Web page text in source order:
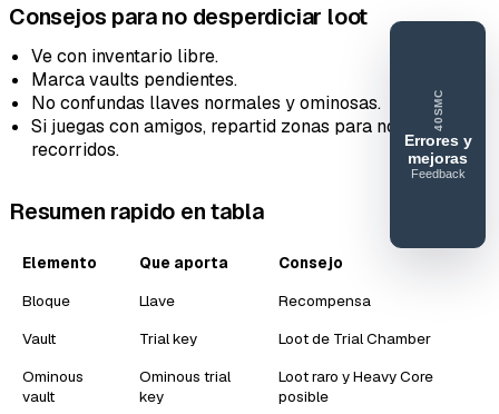
Consejos para no desperdiciar loot
Ve con inventario libre.
Marca vaults pendientes.
No confundas llaves normales y ominosas.
Si juegas con amigos, repartid zonas para no duplicar
recorridos.
Resumen rapido en tabla
Elemento Que aporta
Consejo
Bloque
Llave
Recompensa
Vault
Trial key
Loot de Trial Chamber
Ominous
vault
Ominous trial
key
Loot raro y Heavy Core
posible
40SMC
Errores y
mejoras
Feedback
Reportar
mejora